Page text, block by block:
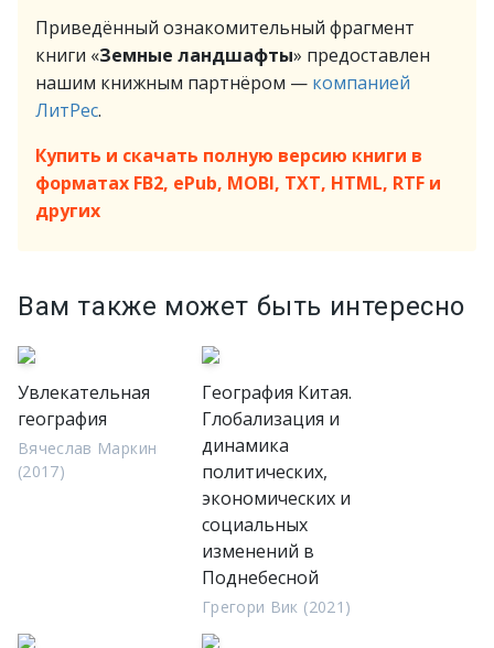
Приведённый ознакомительный фрагмент
книги «Земные ландшафты» предоставлен
нашим книжным партнёром — компанией
ЛитРес.
Купить и скачать полную версию книги в
форматах FB2, ePub, MOBI, TXT, HTML, RTF и
других
Вам также может быть интересно
Увлекательная
география
Вячеслав Маркин
(2017)
География Китая.
Глобализация и
динамика
политических,
экономических и
социальных
изменений в
Поднебесной
Грегори Вик (2021)